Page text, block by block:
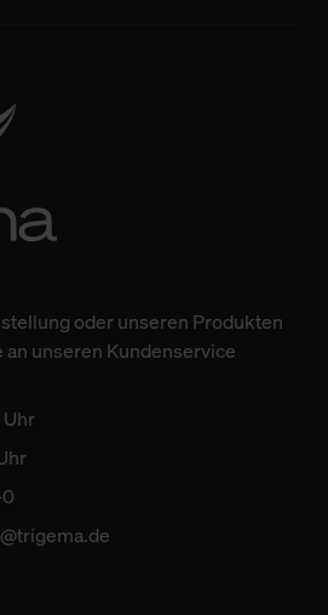
oder unseren Produkten
an unseren Kundenservice